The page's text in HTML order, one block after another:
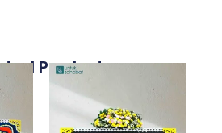
Products